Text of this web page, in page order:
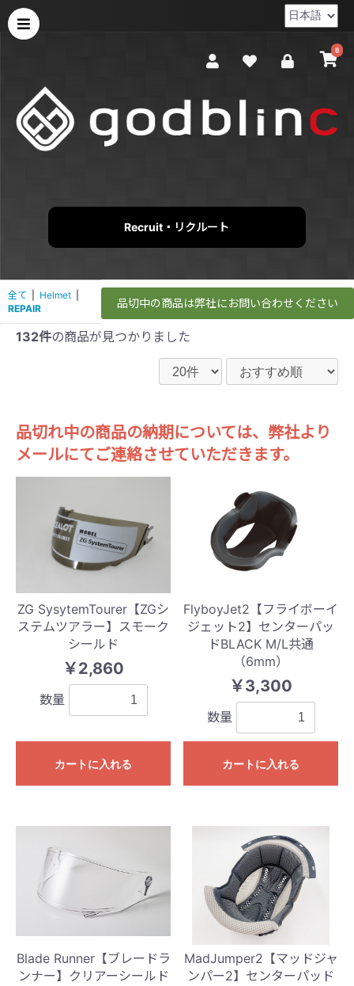
0
Recruit・リクルート
品切中の商品は弊社にお問い合わせください
全て Helmet
REPAIR
132件の商品が見つかりました
品切れ中の商品の納期については、弊社より
メールにてご連絡させていただきます。
ZG SysytemTourer【ZGシ
ステムツアラー】スモーク
シールド
￥2,860
数量
カートに入れる
FlyboyJet2【フライボーイ
ジェット2】センターパッ
ドBLACK M/L共通
（6mm）
￥3,300
数量
カートに入れる
Blade Runner【ブレードラ
ンナー】クリアーシールド
MadJumper2【マッドジャ
ンパー2】センターパッド